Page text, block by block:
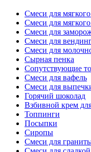
Смеси для
Смеси для
Смеси для
Смеси для
Смеси для
Сырная пенка
Сопутствующие
Смеси для вафель
Смеси для
Горячий шоколад
Взбивной крем
Топпинги
Посыпки
Сиропы
Смеси для